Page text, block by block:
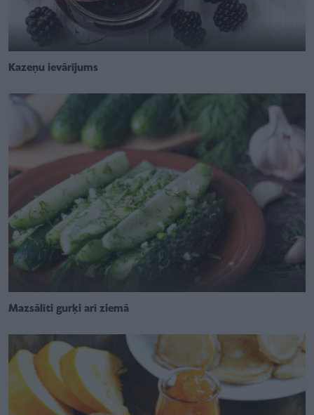
Kazeņu ievārījums
Mazsālīti gurķi arī ziemā